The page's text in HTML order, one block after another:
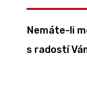
Nemáte-li
s radostí